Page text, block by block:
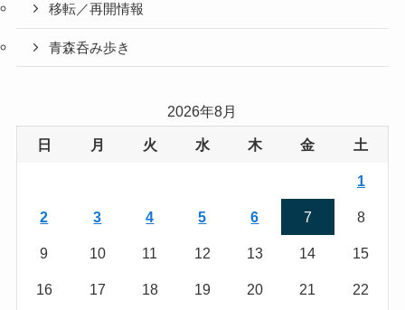
移転／再開情報
青森呑み歩き
2026年8月
日 月 火 水 木 金 土
1
2 3 4 5 6 7 8
9 10 11 12 13 14 15
16 17 18 19 20 21 22